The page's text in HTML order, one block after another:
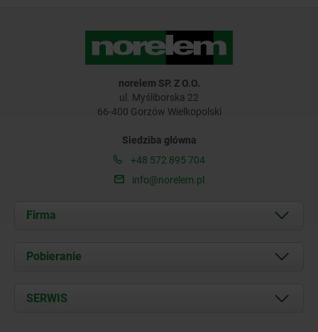
norelem SP. Z O.O.
ul. Myśliborska 22
66-400 Gorzów Wielkopolski
Siedziba główna
+48 572 895 704
info@norelem.pl
Firma
O nas
Kontakt
Pobieranie
Documents
SERWIS